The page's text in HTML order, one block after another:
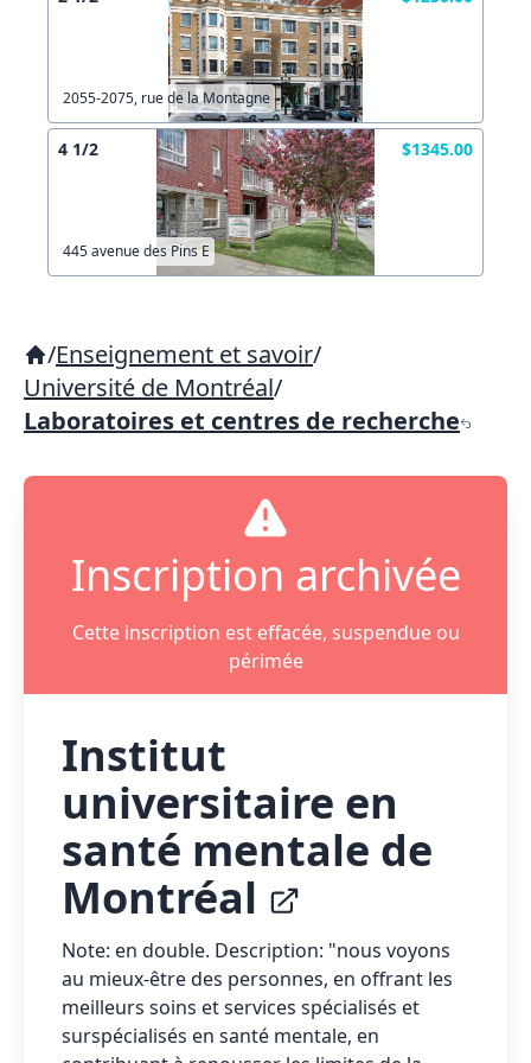
2055-2075, rue de la Montagne
4 1/2 $1345.00
445 avenue des Pins E
/Enseignement et savoir/
Université de Montréal/
Laboratoires et centres de recherche
Inscription archivée
Cette inscription est effacée, suspendue ou
périmée
Institut
universitaire en
santé mentale de
Montréal
Note: en double. Description: "nous voyons
au mieux-être des personnes, en offrant les
meilleurs soins et services spécialisés et
surspécialisés en santé mentale, en